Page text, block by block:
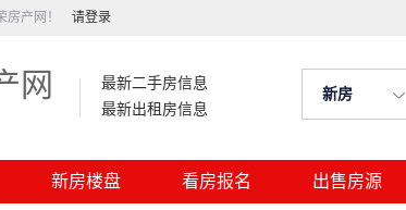
产网！ 请登录
网
最新二手房信息
最新出租房信息
新房
新房楼盘 看房报名 出售房源